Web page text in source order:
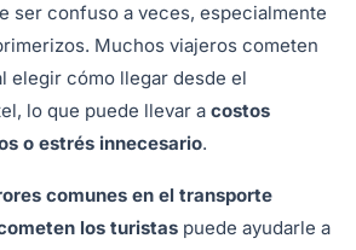
ser confuso a veces, especialmente
Muchos viajeros cometen
elegir cómo llegar desde el
lo que puede llevar a costos
o estrés innecesario.
comunes en el transporte
los turistas puede ayudarle a